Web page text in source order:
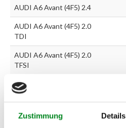
Zustimmung Details
AUDI A6 Avant (4F5) 2.4
AUDI A6 Avant (4F5) 2.0
TDI
AUDI A6 Avant (4F5) 2.0
TFSI
AUDI A6 Avant (4F5) 2.4
quattro
AUDI A6 Avant (4F5) 2.7